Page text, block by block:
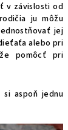
v závislosti od
ju môžu
jej
alebo pri
pomôcť pri
aspoň jednu